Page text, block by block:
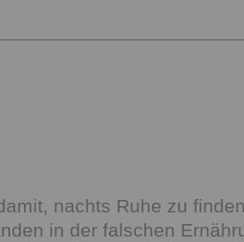
nachts Ruhe zu
in der falschen